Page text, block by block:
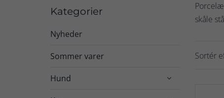
Kategorier
Nyheder
Sommer varer
Hund 
skåle
Sortér